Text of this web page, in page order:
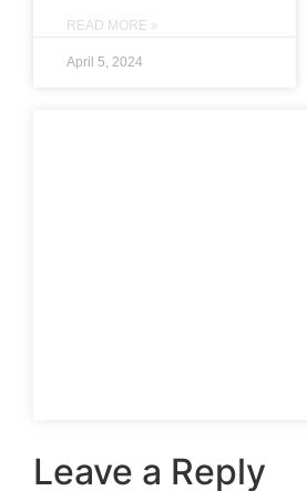
READ MORE »
April 5, 2024
Leave a Reply